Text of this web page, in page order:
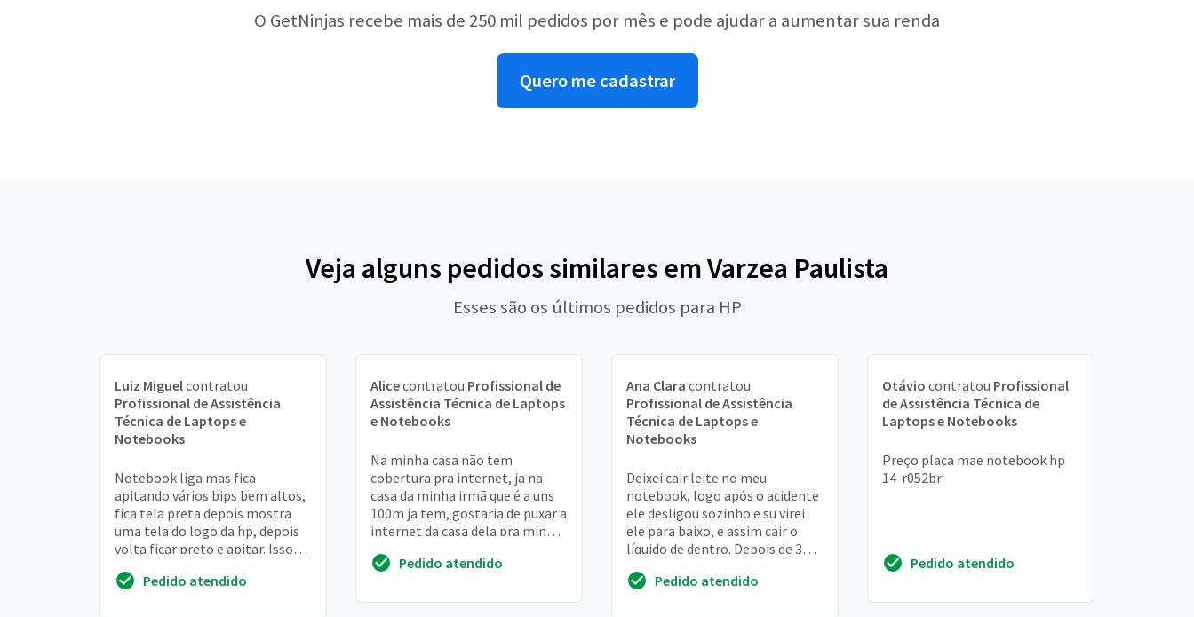
O GetNinjas recebe mais de 250 mil pedidos por mês e pode ajudar a aumentar sua renda
Quero me cadastrar
Veja alguns pedidos similares em Varzea Paulista
Esses são os últimos pedidos para HP
Luiz Miguelcontratou
Profissional de Assistência
Técnica de Laptops e
Notebooks
Notebook liga mas fica
apitando vários bips bem altos,
fica tela preta depois mostra
uma tela do logo da hp, depois
volta ficar preto e apitar. Isso
no teclado
Pedido atendido
Alicecontratou Profissional de
Assistência Técnica de Laptops
e Notebooks
Na minha casa não tem
cobertura pra internet, ja na
casa da minha irmã que é a uns
100m ja tem, gostaria de puxar a
internet da casa dela pra minha
Pedido atendido
Ana Clara contratou
Profissional de Assistência
Técnica de Laptops e
Notebooks
Deixei cair leite no meu
notebook, logo após o acidente
ele desligou sozinho e su virei
ele para baixo, e assim cair o
líquido de dentro. Depois de 3
m... Pedido atendido
Otávio contratou Profissional
de Assistência Técnica de
Laptops e Notebooks
Preço placa mae notebook hp
14-r052br
Pedido atendido